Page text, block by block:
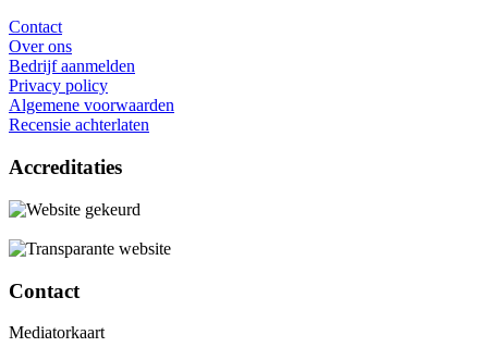
Contact
Over ons
Bedrijf aanmelden
Privacy policy
Algemene voorwaarden
Recensie achterlaten
Accreditaties
Contact
Mediatorkaart